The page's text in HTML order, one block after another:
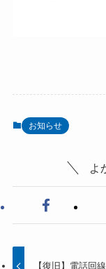
お知らせ
よ
【復旧】電話回